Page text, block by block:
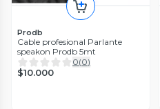
Prodb
Cable profesional Parlante
speakon Prodb 5mt
0(0)
$10.000